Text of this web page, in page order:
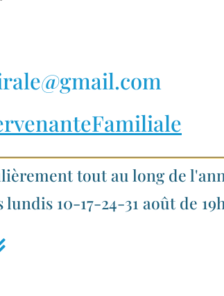
tout au long de
10-17-24-31 août de